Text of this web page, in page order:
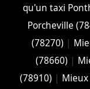
qu'un taxi
Porcheville
(78270) |
(78660) |
(78910) |